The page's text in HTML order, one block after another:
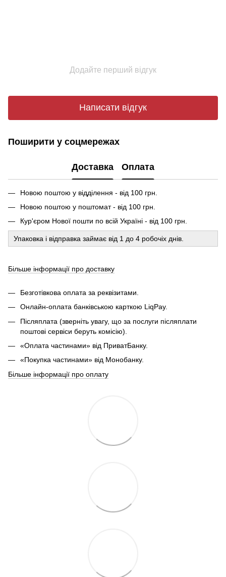
Додайте перший відгук
Написати відгук
Поширити у соцмережах
Доставка Оплата
Новою поштою у відділення - від 100 грн.
Новою поштою у поштомат - від 100 грн.
Кур'єром Нової пошти по всій Україні - від 100 грн.
Упаковка і відправка займає від 1 до 4 робочіх днів.
Більше інформації про доставку
Безготівкова оплата за реквізитами.
Онлайн-оплата банківською карткою LiqPay.
Післяплата (зверніть увагу, що за послуги післяплати
поштові сервіси беруть комісію).
«Оплата частинами» від ПриватБанку.
«Покупка частинами» від Монобанку.
Більше інформації про оплату